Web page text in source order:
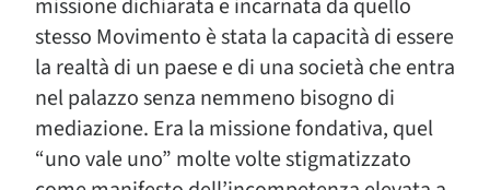
missione dichiarata e incarnata da quello
stesso Movimento è stata la capacità di essere
la realtà di un paese e di una società che entra
nel palazzo senza nemmeno bisogno di
mediazione. Era la missione fondativa, quel
“uno vale uno” molte volte stigmatizzato